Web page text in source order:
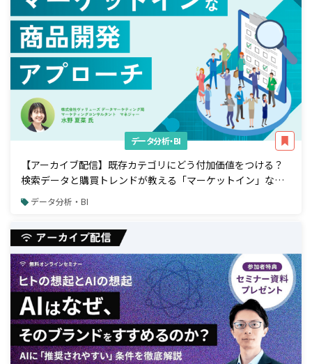
データ分析・BI
【アーカイブ配信】既存カテゴリにどう付加価値をつける？
検索データと購買トレンドが教える「マーケットイン」な商
品開発アプローチ
データ分析・BI